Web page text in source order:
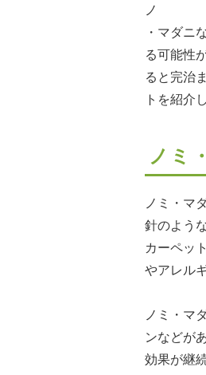
ノ
・マダニ
る可能性
ると完治
トを紹介
ノミ
ノミ・マ
針のよう
カーペッ
やアレル
ノミ・マ
ンなどが
効果が継